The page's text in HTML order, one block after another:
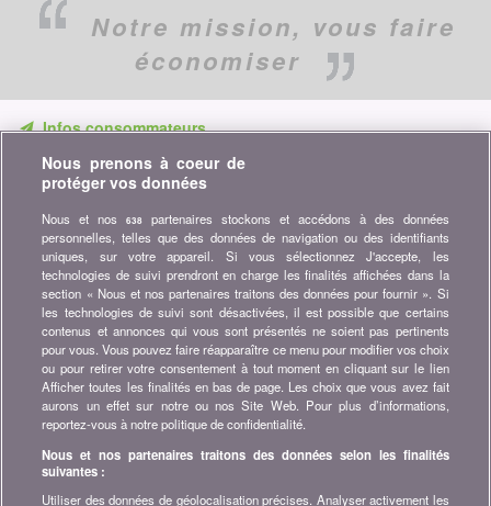
Notre mission, vous faire
économiser
Infos consommateurs
Ne ratez aucune occasion d'économiser. Recevez nos
comparatifs, conseils et astuces dans les domaines tels que
l'assurance, la finance, produits de consommation et bien plus...
Abonnez-vous à la newsletter
Rejoignez la communauté
Restez à l'affût, retrouvez tous les conseils et astuces pour
économiser sur :
A propos de bonus.ch
Nous prenons à coeur de
protéger vos données
Nous et nos638
partenaires stockons et accédons à des données
personnelles, telles que des données de navigation ou des identifiants
uniques, sur votre appareil. Si vous sélectionnez J'accepte, les
technologies de suivi prendront en charge les finalités affichées dans la
section « Nous et nos partenaires traitons des données pour fournir ». Si
les technologies de suivi sont désactivées, il est possible que certains
contenus et annonces qui vous sont présentés ne soient pas pertinents
pour vous. Vous pouvez faire réapparaître ce menu pour modifier vos choix
ou pour retirer votre consentement à tout moment en cliquant sur le lien
Afficher toutes les finalités en bas de page. Les choix que vous avez fait
aurons un effet sur notre ou nos Site Web. Pour plus d’informations,
reportez-vous à notre politique de confidentialité.
Nous et nos partenaires traitons des données selon les finalités
suivantes :
Utiliser des données de géolocalisation précises. Analyser activement les